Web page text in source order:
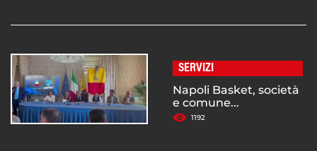
SERVIZI
Napoli Basket, società
e comune...
1192